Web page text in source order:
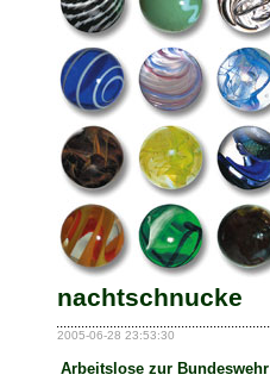
nachtschnucke
2005-06-28 23:53:30
Arbeitslose zur Bundeswehr